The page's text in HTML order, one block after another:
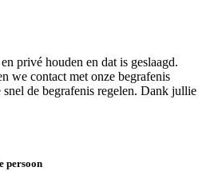
privé houden en dat is geslaagd.
we contact met onze begrafenis
de begrafenis regelen. Dank jullie
persoon